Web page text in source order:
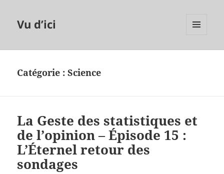
Vu d’ici
Catégorie :Science
La Geste des statistiques et
de l’opinion – Épisode 15 :
L’Éternel retour des
sondages